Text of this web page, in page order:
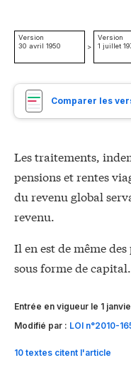
Version
30 avril 1950
>
Version
1 juillet
Comparer les
Les traitements,
pensions et rentes
du revenu global
revenu.
Il en est de même
sous forme de capital.
Entrée en vigueur le 1
Modifié par : LOI n°2010-
10 textes citent l'article